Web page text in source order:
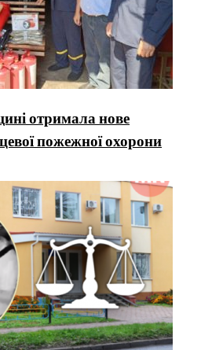
отримала нове
пожежної охорони